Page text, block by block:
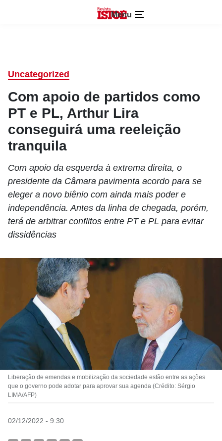
Menu
Uncategorized
Com apoio de partidos como
PT e PL, Arthur Lira
conseguirá uma reeleição
tranquila
Com apoio da esquerda à extrema direita, o
presidente da Câmara pavimenta acordo para se
eleger a novo biênio com ainda mais poder e
independência. Antes da linha de chegada, porém,
terá de arbitrar conflitos entre PT e PL para evitar
dissidências
Liberação de emendas e mobilização da sociedade estão entre as ações
que o governo pode adotar para aprovar sua agenda (Crédito: Sérgio
LIMA/AFP)
02/12/2022 - 9:30